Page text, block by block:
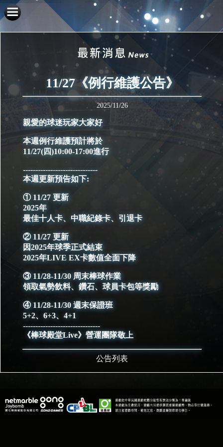
11/27《例行維護公告》
2025/11/26
親愛的球迷玩家大家好
本週例行維護預計將於
11/27(四)10:00-17:00進行
------------------------------
本週更新預告如下:
① 11/27 更新
2025年
最佳十人卡、中職紀錄卡、引退卡
② 11/27 更新
因2025年球季正式結束
2025年LIVE EX卡數值全面下降
③ 11/28-11/30 周末棒球作業
領取氣勢飲料、鑽石、球員卡包等獎勵
④ 11/28-11/30 週末保證班
5+2、6+3、4+1
-------------------------------
《棒球殿堂Live》營運團隊敬上
公告列表